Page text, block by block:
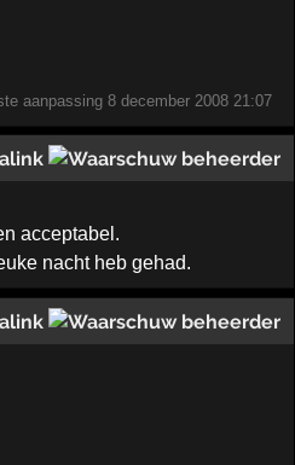
aanpassing 8 december 2008 21:07
acceptabel.
nacht heb gehad.